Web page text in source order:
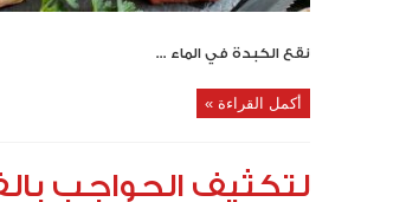
نقع الكبدة في الماء ...
أكمل القراءة »
لتكثيف الحواجب